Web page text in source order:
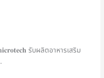
รับผลิตอาหารเสริม